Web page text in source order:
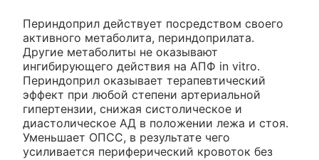
Периндоприл действует посредством своего
активного метаболита, периндоприлата.
Другие метаболиты не оказывают
ингибирующего действия на АПФ in vitro.
Периндоприл оказывает терапевтический
эффект при любой степени артериальной
гипертензии, снижая систолическое и
диастолическое АД в положении лежа и стоя.
Уменьшает ОПСС, в результате чего
усиливается периферический кровоток без